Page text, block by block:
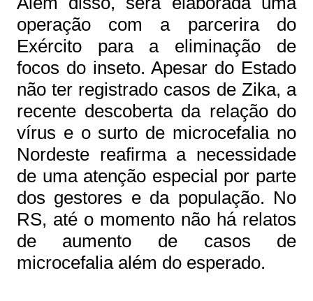
operação com a parcerira do
Exército para a eliminação de
focos do inseto. Apesar do Estado
não ter registrado casos de Zika, a
recente descoberta da relação do
vírus e o surto de microcefalia no
Nordeste reafirma a necessidade
de uma atenção especial por parte
dos gestores e da população. No
RS, até o momento não há relatos
de aumento de casos de
microcefalia além do esperado.